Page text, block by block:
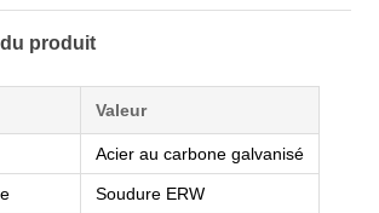
produit
Valeur
Acier au carbone galvanisé
Soudure ERW